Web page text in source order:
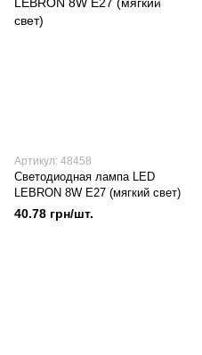
Артикул: 48458
Светодиодная лампа LED
LEBRON 8W E27 (мягкий свет)
40.78 грн/шт.